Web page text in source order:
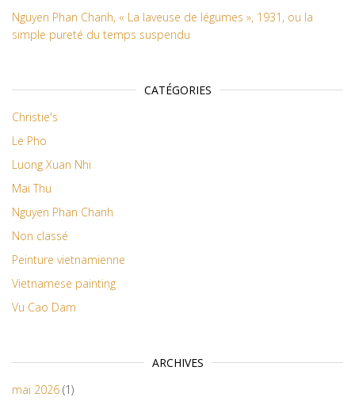
Nguyen Phan Chanh, « La laveuse de légumes », 1931, ou la
simple pureté du temps suspendu
CATÉGORIES
Christie's
Le Pho
Luong Xuan Nhi
Mai Thu
Nguyen Phan Chanh
Non classé
Peinture vietnamienne
Vietnamese painting
Vu Cao Dam
ARCHIVES
mai 2026 (1)